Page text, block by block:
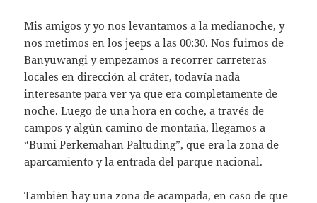
Mis amigos y yo nos levantamos a la medianoche, y
nos metimos en los jeeps a las 00:30. Nos fuimos de
Banyuwangi y empezamos a recorrer carreteras
locales en dirección al cráter, todavía nada
interesante para ver ya que era completamente de
noche. Luego de una hora en coche, a través de
campos y algún camino de montaña, llegamos a
“Bumi Perkemahan Paltuding”, que era la zona de
aparcamiento y la entrada del parque nacional.
También hay una zona de acampada, en caso de que